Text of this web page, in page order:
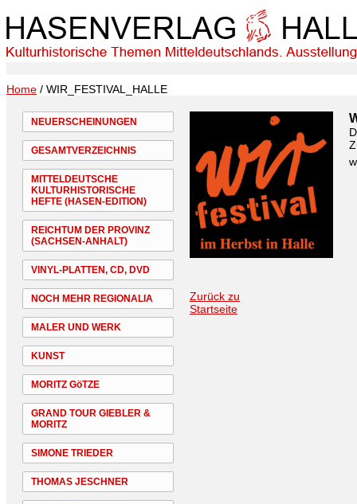
Home / WIR_FESTIVAL_HALLE
NEUERSCHEINUNGEN
GESAMTVERZEICHNIS
MITTELDEUTSCHE
KULTURHISTORISCHE
HEFTE (HASEN-EDITION)
REICHTUM DER PROVINZ
(SACHSEN-ANHALT)
VINYL-PLATTEN, CD, DVD
NOCH MEHR REGIONALIA
MALER UND WERK
KUNST
MORITZ GöTZE
GRAND TOUR GIEBLER &
MORITZ
SIMONE TRIEDER
THOMAS JESCHNER
Zurück zu
Startseite